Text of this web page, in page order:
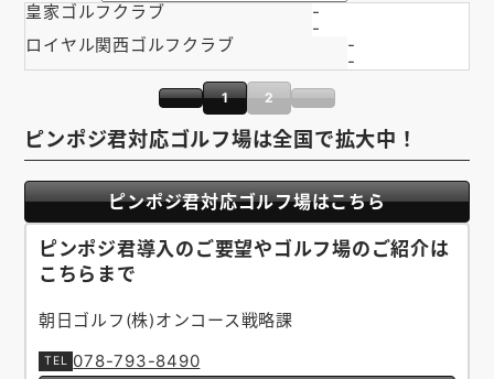
お知らせ
会社概要
ゴルフ場の方へ
公式オンラインショップ
皇家ゴルフクラブ -
-
ロイヤル関西ゴルフクラブ -
-
1 2
ピンポジ君対応ゴルフ場は全国で拡大中！
ピンポジ君対応ゴルフ場はこちら
ピンポジ君導入のご要望やゴルフ場のご紹介は
こちらまで
朝日ゴルフ(株)オンコース戦略課
078-793-8490